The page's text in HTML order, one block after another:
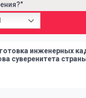
кадров —
страны